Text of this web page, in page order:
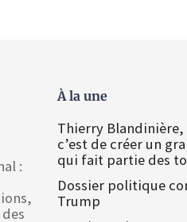
:
À la une
Thierry Blandinière,
c’est de créer un
qui fait partie des
Dossier politique
Trump